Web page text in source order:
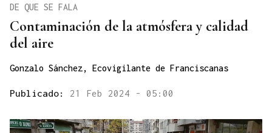
Contaminación de la atmósfera y calidad
del aire
DE QUE SE FALA
Gonzalo Sánchez, Ecovigilante de Franciscanas
Publicado: 21 Feb 2024 - 05:00